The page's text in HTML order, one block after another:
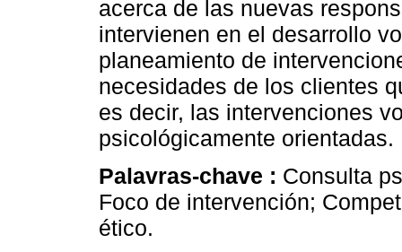
acerca de las nuevas
intervienen en el desarrollo
planeamiento de
necesidades de los clientes
es decir, las intervenciones
psicológicamente orientadas.
Palavras-chave : Consulta
Foco de intervención;
ético.